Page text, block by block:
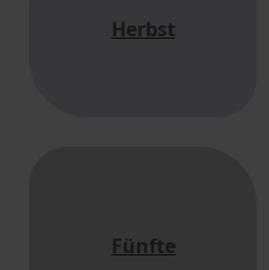
Herbst
Fünfte